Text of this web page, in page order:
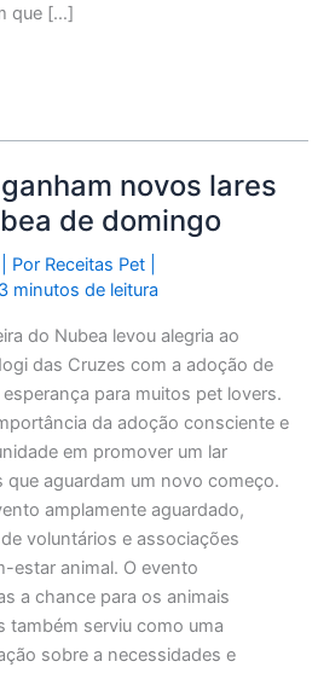
que […]
novos lares
de domingo
| Por Receitas Pet
3 minutos de leitura
do Nubea levou alegria ao
das Cruzes com a adoção de
para muitos pet lovers.
da adoção consciente e
em promover um lar
aguardam um novo começo.
amplamente aguardado,
voluntários e associações
estar animal. O evento
a chance para os animais
também serviu como uma
sobre a necessidades e